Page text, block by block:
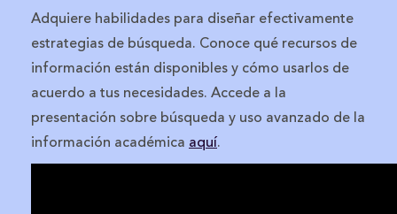
Adquiere habilidades para diseñar efectivamente
estrategias de búsqueda. Conoce qué recursos de
información están disponibles y cómo usarlos de
acuerdo a tus necesidades. Accede a la
presentación sobre búsqueda y uso avanzado de la
información académica aquí.